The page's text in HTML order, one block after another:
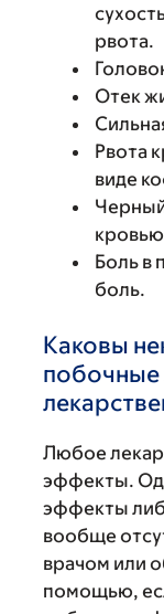
рвота.
Отек
Рвота
виде
Боль в
боль.
Каковы
побочные
Любое
эффекты.
эффекты
вообще
врачом или
помощью,